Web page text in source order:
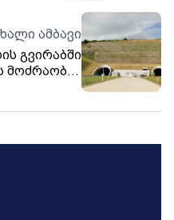
ამბავი
გვირაბში
მოძრაობის